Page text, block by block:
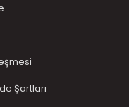
Şartları